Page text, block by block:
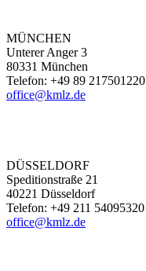
MÜNCHEN
Unterer Anger 3
80331 München
Telefon: +49 89 217501220
office@kmlz.de
DÜSSELDORF
Speditionstraße 21
40221 Düsseldorf
Telefon: +49 211 54095320
office@kmlz.de